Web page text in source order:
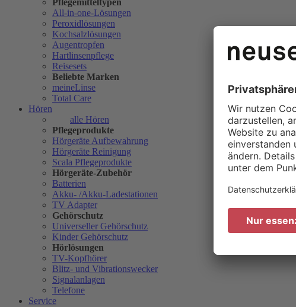
Pflegemitteltypen
All-in-one-Lösungen
Peroxidlösungen
Kochsalzlösungen
Augentropfen
Hartlinsenpflege
Reisesets
Beliebte Marken
meineLinse
Total Care
Hören
alle Hören
Pflegeprodukte
Hörgeräte Aufbewahrung
Hörgeräte Reinigung
Scala Pflegeprodukte
Hörgeräte-Zubehör
Batterien
Akku- /Akku-Ladestationen
TV Adapter
Gehörschutz
Universeller Gehörschutz
Kinder Gehörschutz
Hörlösungen
TV-Kopfhörer
Blitz- und Vibrationswecker
Signalanlagen
Telefone
Service